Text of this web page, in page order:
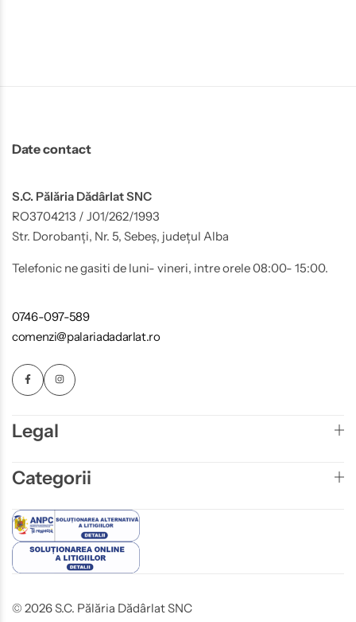
Date contact
S.C. Pălăria Dădârlat SNC
RO3704213 / J01/262/1993
Str. Dorobanți, Nr. 5, Sebeș, județul Alba
Telefonic ne gasiti de luni- vineri, intre orele 08:00- 15:00.
0746-097-589
comenzi@palariadadarlat.ro
Legal
Categorii
© 2026 S.C. Pălăria Dădârlat SNC